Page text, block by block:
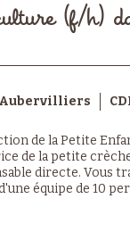
(f/h)
de la Petite
de la petite crèche
directe. Vous
équipe de 10